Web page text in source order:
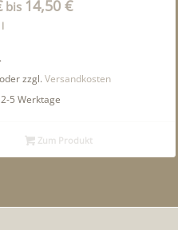
bis 14,50 €
l
zzgl. Versandkosten
2-5 Werktage
Zum Produkt